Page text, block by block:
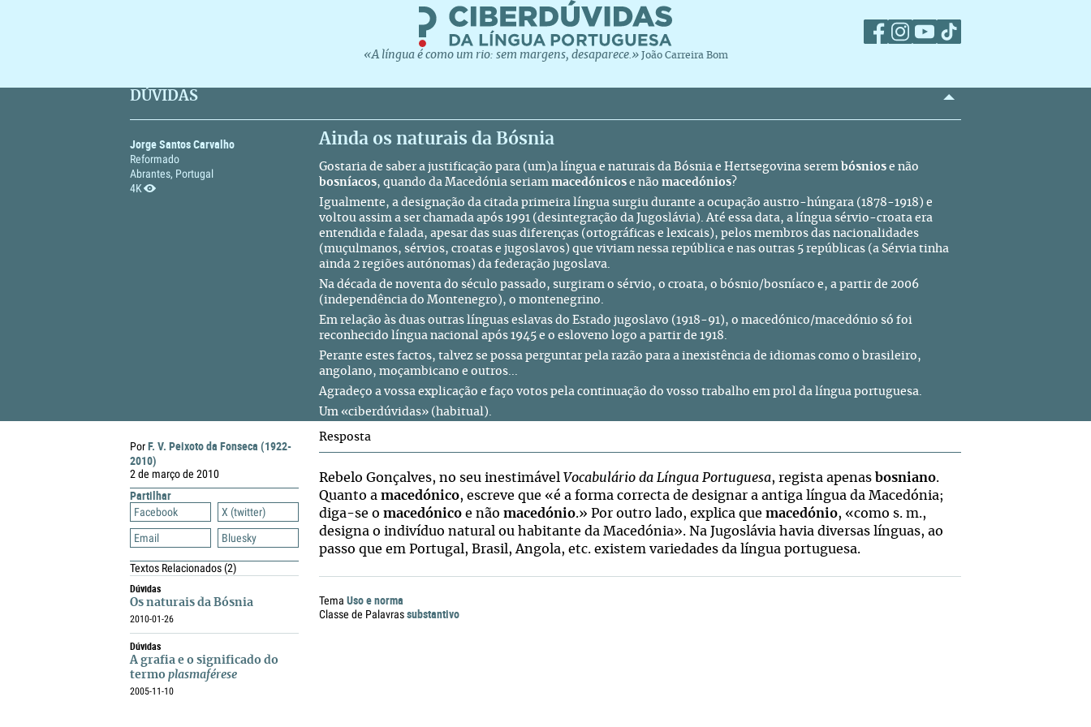
«A língua é como um rio: sem margens, desaparece.» João Carreira Bom
DÚVIDAS
Jorge Santos Carvalho
Reformado
Abrantes, Portugal
4K
Ainda os naturais da Bósnia
Gostaria de saber a justificação para (um)a língua e naturais da Bósnia e Hertsegovina serem bósnios e não
bosníacos, quando da Macedónia seriam macedónicos e não macedónios?
Igualmente, a designação da citada primeira língua surgiu durante a ocupação austro-húngara (1878-1918) e
voltou assim a ser chamada após 1991 (desintegração da Jugoslávia). Até essa data, a língua sérvio-croata era
entendida e falada, apesar das suas diferenças (ortográficas e lexicais), pelos membros das nacionalidades
(muçulmanos, sérvios, croatas e jugoslavos) que viviam nessa república e nas outras 5 repúblicas (a Sérvia tinha
ainda 2 regiões autónomas) da federação jugoslava.
Na década de noventa do século passado, surgiram o sérvio, o croata, o bósnio/bosníaco e, a partir de 2006
(independência do Montenegro), o montenegrino.
Em relação às duas outras línguas eslavas do Estado jugoslavo (1918-91), o macedónico/macedónio só foi
reconhecido língua nacional após 1945 e o esloveno logo a partir de 1918.
Perante estes factos, talvez se possa perguntar pela razão para a inexistência de idiomas como o brasileiro,
angolano, moçambicano e outros...
Agradeço a vossa explicação e faço votos pela continuação do vosso trabalho em prol da língua portuguesa.
Um «ciberdúvidas» (habitual).
PorF. V. Peixoto da Fonseca (1922-
2010)
2 de março de 2010
Partilhar
Facebook
X (twitter)
Email
Bluesky
Textos Relacionados(2)
Dúvidas
Os naturais da Bósnia
2010-01-26
Dúvidas
A grafia e o significado do
termo plasmaférese
2005-11-10
Resposta
Rebelo Gonçalves, no seu inestimável Vocabulário da Língua Portuguesa, regista apenas bosniano.
Quanto a macedónico, escreve que «é a forma correcta de designar a antiga língua da Macedónia;
diga-se o macedónico e não macedónio.» Por outro lado, explica que macedónio, «como s. m.,
designa o indivíduo natural ou habitante da Macedónia». Na Jugoslávia havia diversas línguas, ao
passo que em Portugal, Brasil, Angola, etc. existem variedades da língua portuguesa.
Tema Uso e norma
Classe de Palavrassubstantivo